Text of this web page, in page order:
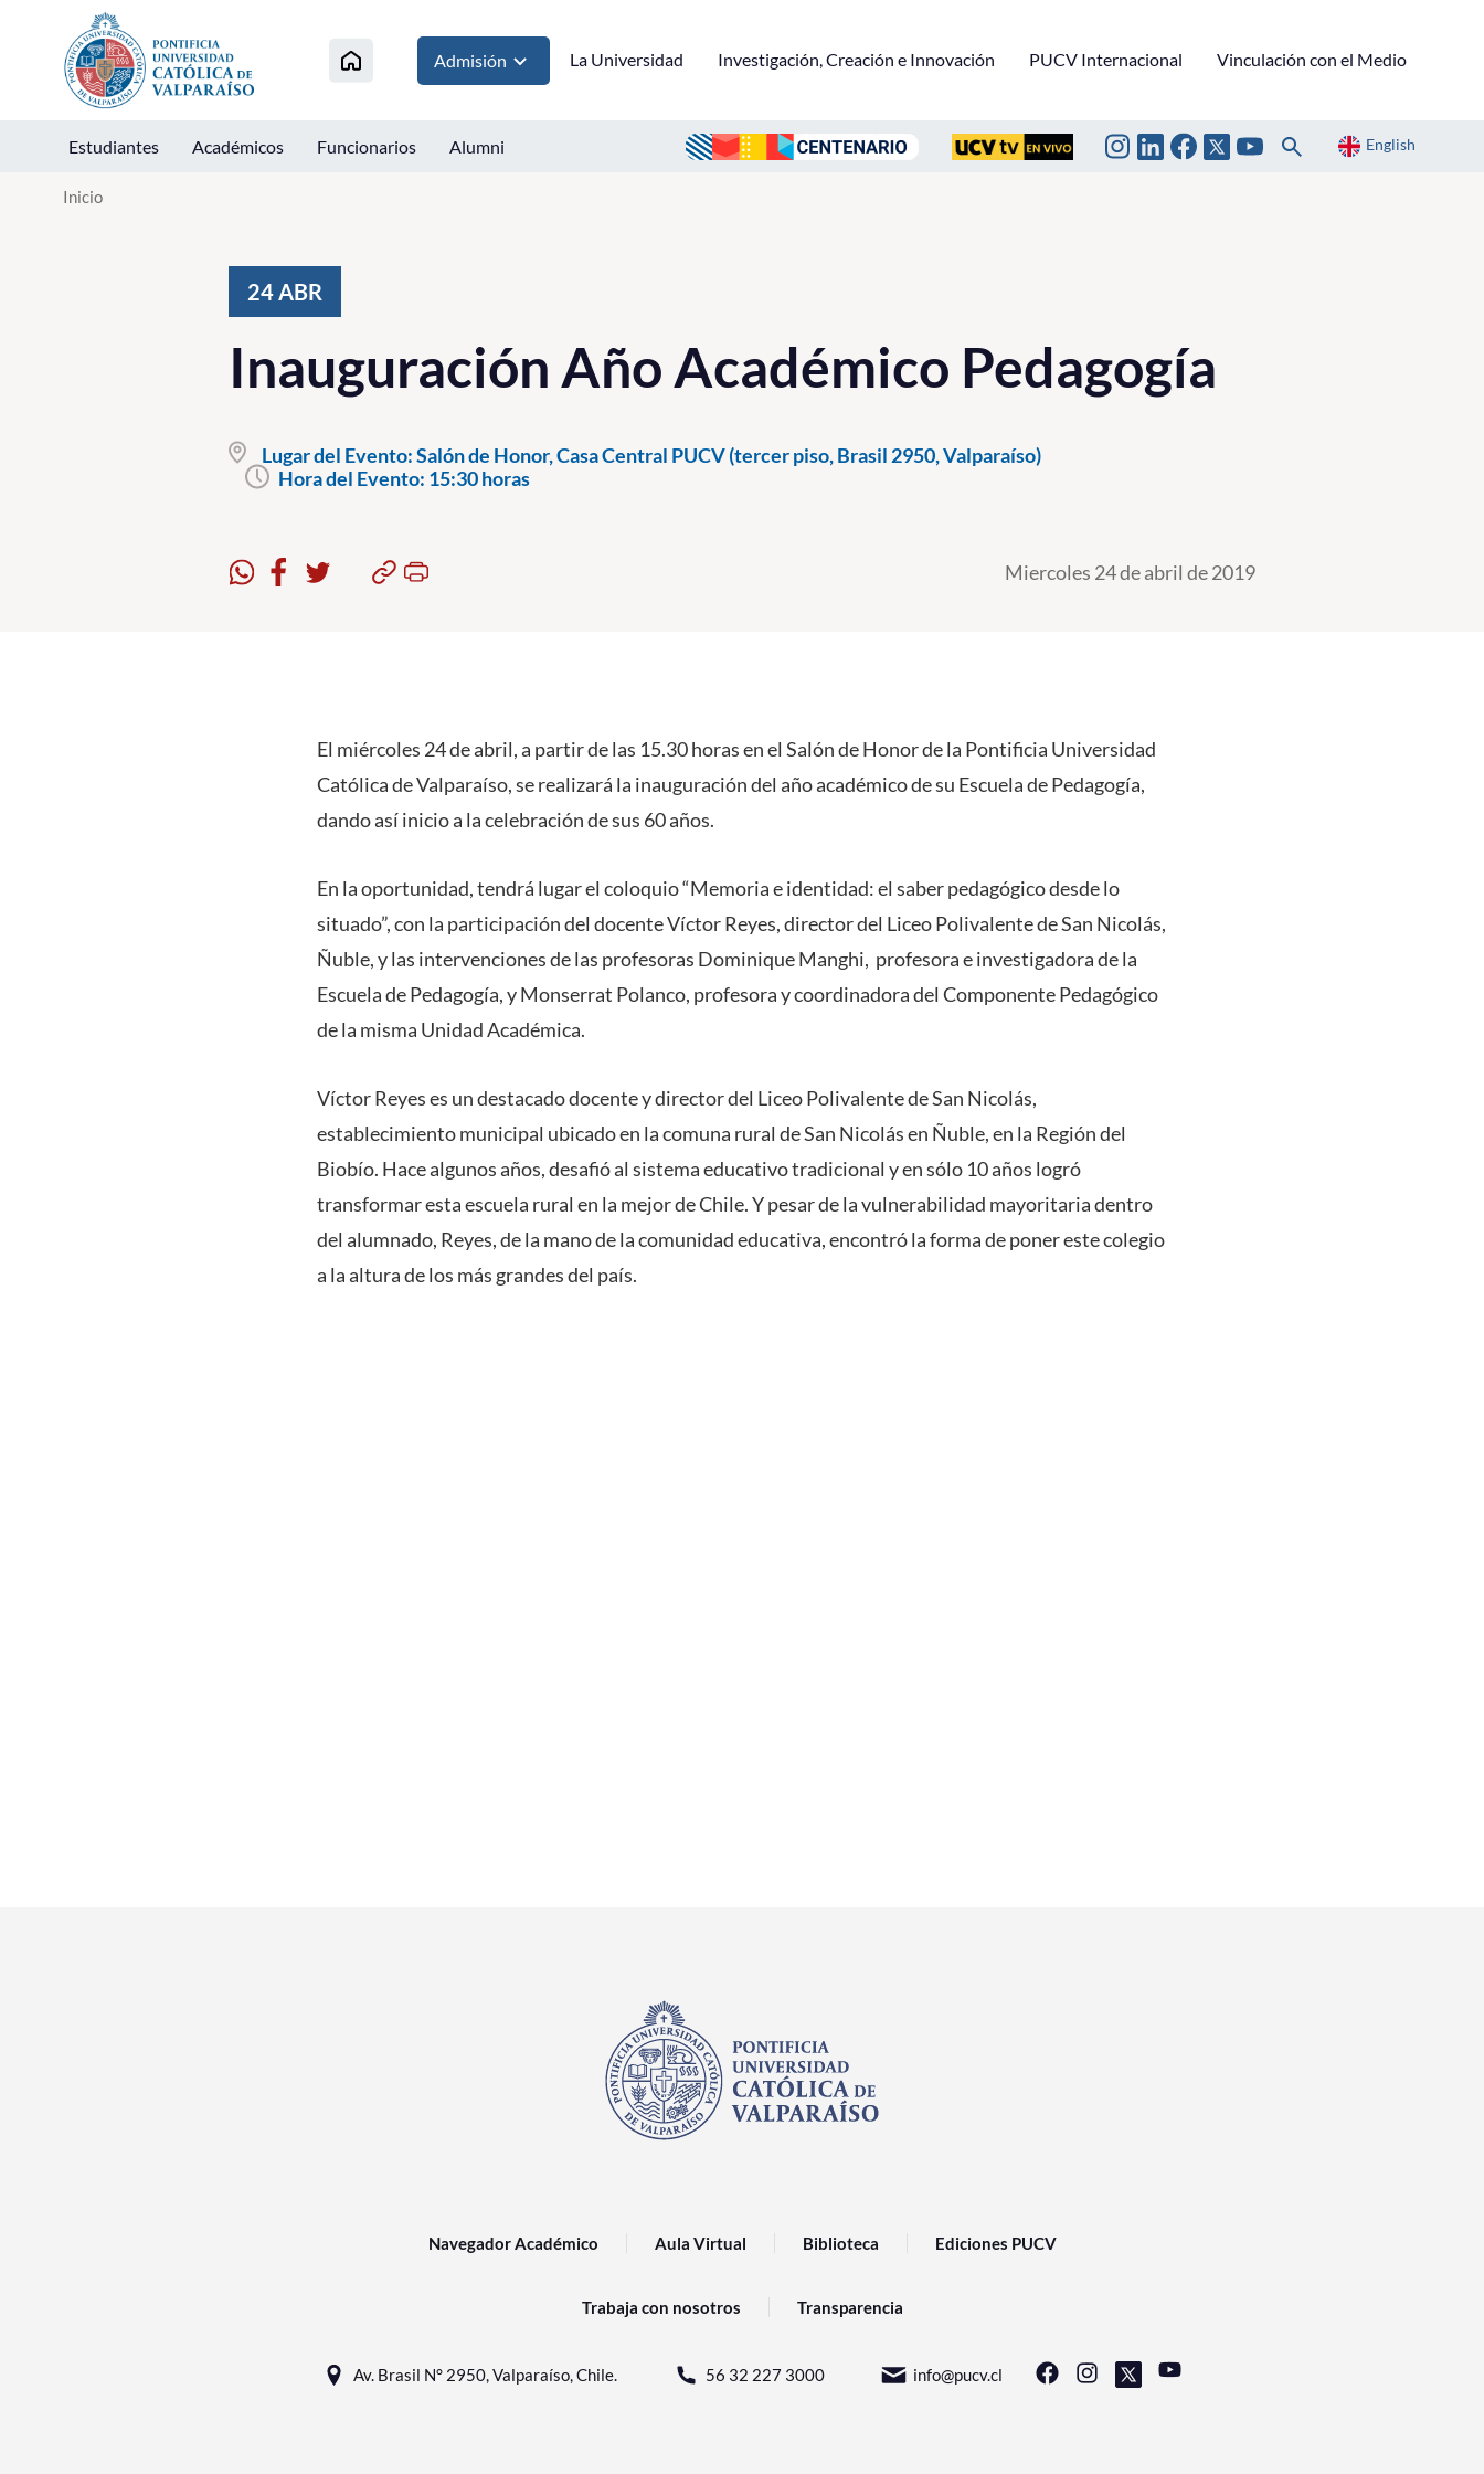
Click acá para ir directamente al contenido
Admisión La Universidad Investigación, Creación e Innovación PUCV Internacional Vinculación con el Medio
Estudiantes Académicos Funcionarios Alumni English
Inicio
24ABR
Inauguración Año Académico Pedagogía
Lugar del Evento:Salón de Honor, Casa Central PUCV (tercer piso, Brasil 2950, Valparaíso)
Hora del Evento: 15:30 horas
Miercoles 24 de abril de 2019
El miércoles 24 de abril, a partir de las 15.30 horas en el Salón de Honor de la Pontificia Universidad
Católica de Valparaíso, se realizará la inauguración del año académico de su Escuela de Pedagogía,
dando así inicio a la celebración de sus 60 años.
En la oportunidad, tendrá lugar el coloquio “Memoria e identidad: el saber pedagógico desde lo
situado”, con la participación del docente Víctor Reyes, director del Liceo Polivalente de San Nicolás,
Ñuble, y las intervenciones de las profesoras Dominique Manghi, profesora e investigadora de la
Escuela de Pedagogía, y Monserrat Polanco, profesora y coordinadora del Componente Pedagógico
de la misma Unidad Académica.
Víctor Reyes es un destacado docente y director del Liceo Polivalente de San Nicolás,
establecimiento municipal ubicado en la comuna rural de San Nicolás en Ñuble, en la Región del
Biobío. Hace algunos años, desafió al sistema educativo tradicional y en sólo 10 años logró
transformar esta escuela rural en la mejor de Chile. Y pesar de la vulnerabilidad mayoritaria dentro
del alumnado, Reyes, de la mano de la comunidad educativa, encontró la forma de poner este colegio
a la altura de los más grandes del país.
Navegador Académico Aula Virtual Biblioteca Ediciones PUCV
Trabaja con nosotros Transparencia
Av. Brasil N° 2950, Valparaíso, Chile. 56 32 227 3000 info@pucv.cl